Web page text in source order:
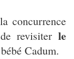
concurrence
revisiter le
Cadum.